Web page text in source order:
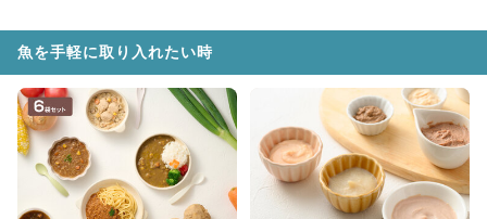
魚を手軽に取り入れたい時